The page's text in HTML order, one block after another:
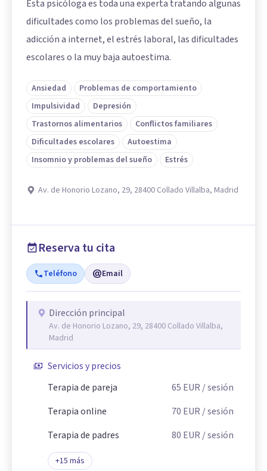
Esta psicóloga es toda una experta tratando algunas
dificultades como los problemas del sueño, la
adicción a internet, el estrés laboral, las dificultades
escolares o la muy baja autoestima.
Ansiedad
Problemas de comportamiento
Impulsividad
Depresión
Trastornos alimentarios
Conflictos familiares
Dificultades escolares
Autoestima
Insomnio y problemas del sueño
Estrés
Av. de Honorio Lozano, 29, 28400 Collado Villalba, Madrid
Reserva tu cita
Teléfono Email
Dirección principal
Av. de Honorio Lozano, 29, 28400 Collado Villalba,
Madrid
Servicios y precios
Terapia de pareja
65 EUR / sesión
Terapia online
70 EUR / sesión
Terapia de padres
80 EUR / sesión
+15 más